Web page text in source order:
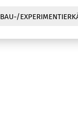
BAU-/